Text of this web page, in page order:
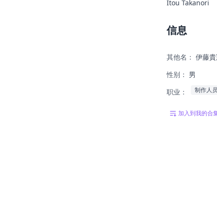
Itou Takanori
信息
其他名： 伊藤
性别： 男
职业：
制作人
加入到我的合